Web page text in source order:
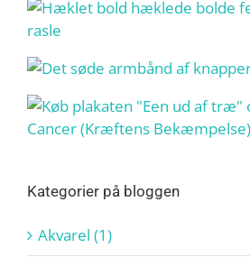
Kategorier på bloggen
Akvarel (1)